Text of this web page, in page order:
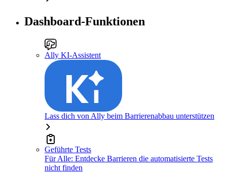
Dashboard-Funktionen
Ally KI-Assistent
Lass dich von Ally beim Barrierenabbau unterstützen
Geführte Tests
Für Alle: Entdecke Barrieren die automatisierte Tests
nicht finden